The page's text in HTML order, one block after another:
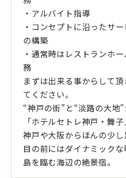
・アルバイト指導
・コンセプトに沿ったサ
の構築
・通常時はレストランホ
務
まずは出来る事からして
てください。
“神戸の街”と“淡路の大地
「ホテルセトレ神戸・舞子
神戸や大阪からほんの少し
目の前にはダイナミック
島を臨む海辺の絶景宿。